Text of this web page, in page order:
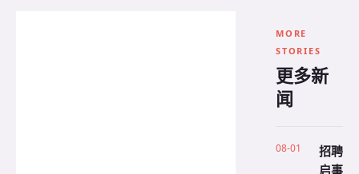
MORE
STORIES
更多新
闻
08-01
招聘
启事